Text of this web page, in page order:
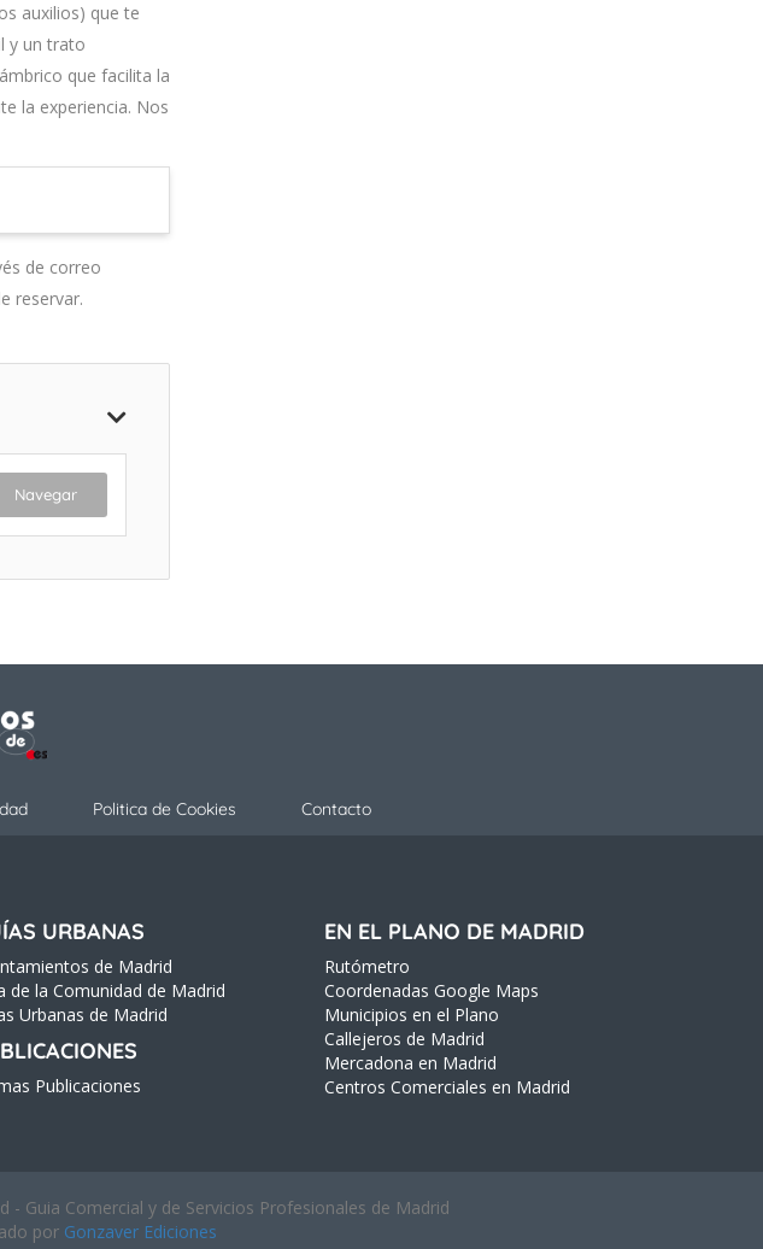
auxilios) que te
y un trato
que facilita la
la experiencia. Nos
de correo
reservar.
Navegar
Politica de Cookies Contacto
URBANAS
de Madrid
de la Comunidad de Madrid
Urbanas de Madrid
Publicaciones
EN EL PLANO DE MADRID
Rutómetro
Coordenadas Google Maps
Municipios en el Plano
Callejeros de Madrid
Mercadona en Madrid
Centros Comerciales en Madrid
Guia Comercial y de Servicios Profesionales de Madrid
por Gonzaver Ediciones